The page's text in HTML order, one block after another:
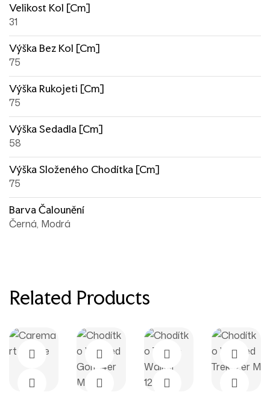
Velikost Kol [cm]
31
Výška Bez Kol [cm]
75
Výška Rukojeti [cm]
75
Výška Sedadla [cm]
58
Výška Složeného Chodítka [cm]
75
Barva Čalounění
Černá, Modrá
Related Products